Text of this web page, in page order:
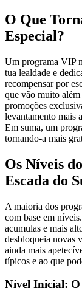
O Que
Especial?
Um programa VIP
tua lealdade e
recompensar por
que vão muito além
promoções
levantamento mais
Em suma, um
tornando-a mais
Os Níveis
Escada do
A maioria dos
com base em
acumulas e mais
desbloqueia novas
ainda mais
típicos e ao que
Nível Inicial: O